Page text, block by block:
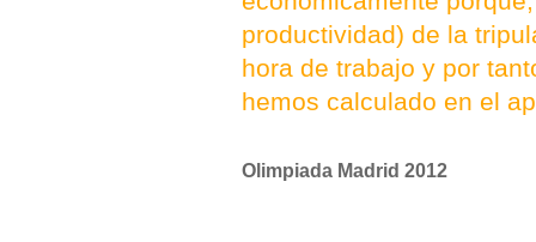
productividad) de la
hora de trabajo y por
hemos calculado en el
Olimpiada Madrid 2012